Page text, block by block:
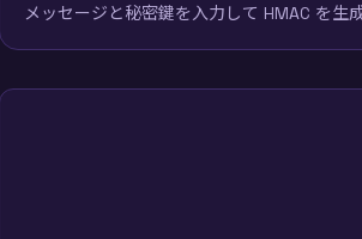
メッセージと秘密鍵を入力して HMAC を生成